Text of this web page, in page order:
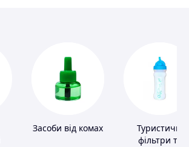
Засоби від комах
Туристичні
фільтри та